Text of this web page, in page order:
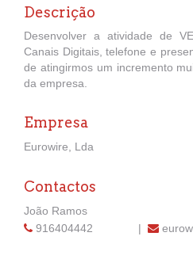
Descrição
Desenvolver a atividade de
Canais Digitais, telefone e
de atingirmos um incremento
da empresa.
Empresa
Eurowire, Lda
Contactos
João Ramos
916404442
|